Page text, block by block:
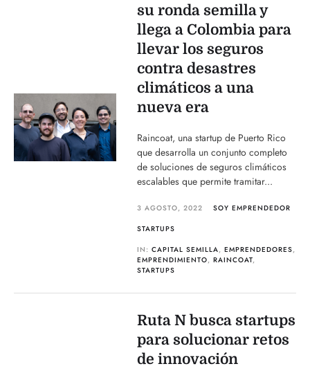
su ronda semilla y
llega a Colombia para
llevar los seguros
contra desastres
climáticos a una
nueva era
Raincoat, una startup de Puerto Rico
que desarrolla un conjunto completo
de soluciones de seguros climáticos
escalables que permite tramitar...
3 AGOSTO, 2022
SOY EMPRENDEDOR
STARTUPS
IN:CAPITAL SEMILLA,EMPRENDEDORES,
EMPRENDIMIENTO,RAINCOAT,
STARTUPS
Ruta N busca startups
para solucionar retos
de innovación